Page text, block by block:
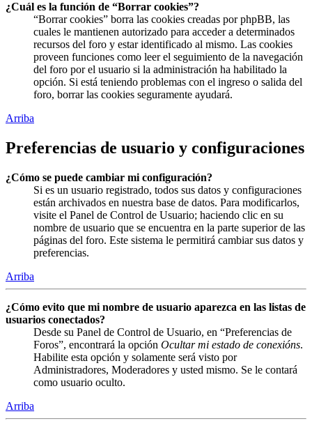
¿Cuál es la función de “Borrar cookies”?
“Borrar cookies” borra las cookies creadas por phpBB, las
cuales le mantienen autorizado para acceder a determinados
recursos del foro y estar identificado al mismo. Las cookies
proveen funciones como leer el seguimiento de la navegación
del foro por el usuario si la administración ha habilitado la
opción. Si está teniendo problemas con el ingreso o salida del
foro, borrar las cookies seguramente ayudará.
Arriba
Preferencias de usuario y configuraciones
¿Cómo se puede cambiar mi configuración?
Si es un usuario registrado, todos sus datos y configuraciones
están archivados en nuestra base de datos. Para modificarlos,
visite el Panel de Control de Usuario; haciendo clic en su
nombre de usuario que se encuentra en la parte superior de las
páginas del foro. Este sistema le permitirá cambiar sus datos y
preferencias.
Arriba
¿Cómo evito que mi nombre de usuario aparezca en las listas de
usuarios conectados?
Desde su Panel de Control de Usuario, en “Preferencias de
Foros”, encontrará la opción Ocultar mi estado de conexións.
Habilite esta opción y solamente será visto por
Administradores, Moderadores y usted mismo. Se le contará
como usuario oculto.
Arriba